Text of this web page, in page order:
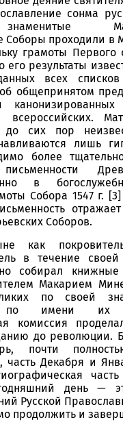
сонма
Соборы проходили в
грамоты Первого
его результаты
всех
об общепринятом
всероссийских.
до сих пор
лишь
более
письменности
в
Собора 1547 г.
Соборов.
как
в течение
собирал
Макарием
по своей
по имени их
комиссия
до революции.
почти
часть Декабря и
часть
день —
Русской
продолжить и